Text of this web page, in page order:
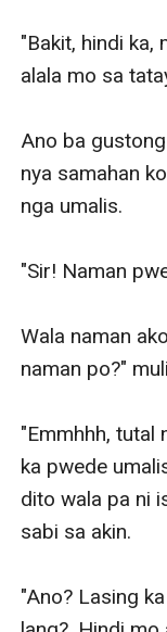
"Bakit, hindi ka,
alala mo sa
Ano ba
nya samahan
nga umalis.
"Sir! Naman
Wala naman
naman po?"
"Emmhhh, tutal
ka pwede
dito wala pa ni
sabi sa akin.
"Ano? Lasing